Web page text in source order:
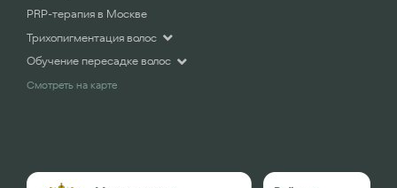
PRP-терапия в Москве
Трихопигментация волос
Обучение пересадке волос
Смотреть на карте